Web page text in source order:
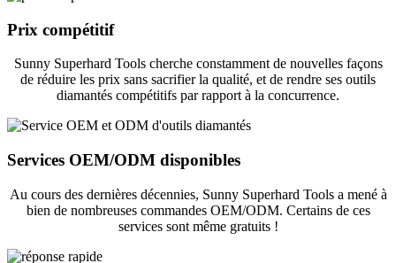
Prix ​​compétitif
Sunny Superhard Tools cherche constamment de nouvelles façons
de réduire les prix sans sacrifier la qualité, et de rendre ses outils
diamantés compétitifs par rapport à la concurrence.
Services OEM/ODM disponibles
Au cours des dernières décennies, Sunny Superhard Tools a mené à
bien de nombreuses commandes OEM/ODM. Certains de ces
services sont même gratuits !